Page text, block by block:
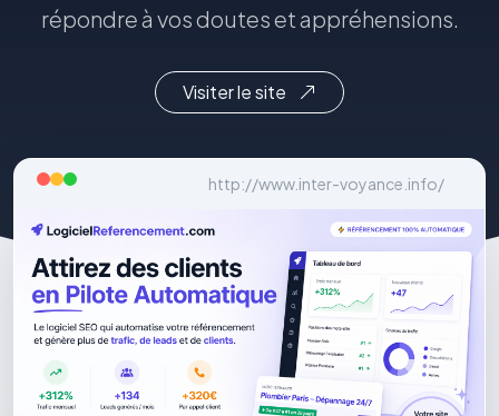
répondre à vos doutes et appréhensions.
Visiter le site
http://www.inter-voyance.info/